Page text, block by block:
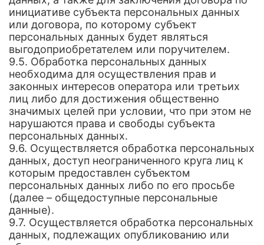
инициативе субъекта персональных данных
или договора, по которому субъект
персональных данных будет являться
выгодоприобретателем или поручителем.
9.5. Обработка персональных данных
необходима для осуществления прав и
законных интересов оператора или третьих
лиц либо для достижения общественно
значимых целей при условии, что при этом не
нарушаются права и свободы субъекта
персональных данных.
9.6. Осуществляется обработка персональных
данных, доступ неограниченного круга лиц к
которым предоставлен субъектом
персональных данных либо по его просьбе
(далее – общедоступные персональные
данные).
9.7. Осуществляется обработка персональных
данных, подлежащих опубликованию или